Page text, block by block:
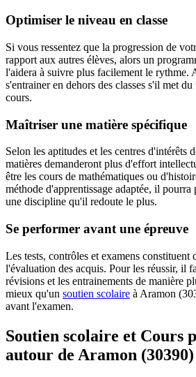
Optimiser le niveau en classe
Si vous ressentez que la progression de
rapport aux autres élèves, alors un
l'aidera à suivre plus facilement le rythme.
s'entrainer en dehors des classes s'il met
cours.
Maîtriser une matière spécifique
Selon les aptitudes et les centres d'intérêts
matières demanderont plus d'effort
être les cours de mathématiques ou
méthode d'apprentissage adaptée, il
une discipline qu'il redoute le plus.
Se performer avant une épreuve
Les tests, contrôles et examens constituent
l'évaluation des acquis. Pour les réussir, il
révisions et les entrainements de manière
mieux qu'un soutien scolaire à Aramon
avant l'examen.
Soutien scolaire et Cours
autour de Aramon (30390)